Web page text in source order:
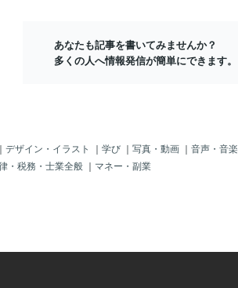
あなたも記事を書いてみませんか？
多くの人へ情報発信が簡単にできます。
｜ デザイン・イラスト ｜ 学び ｜ 写真・動画 ｜ 音声・音楽
・税務・士業全般 ｜ マネー・副業